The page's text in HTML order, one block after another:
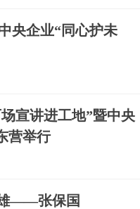
央企业“同心护未
宣讲进工地”暨中央
营举行
——张保国